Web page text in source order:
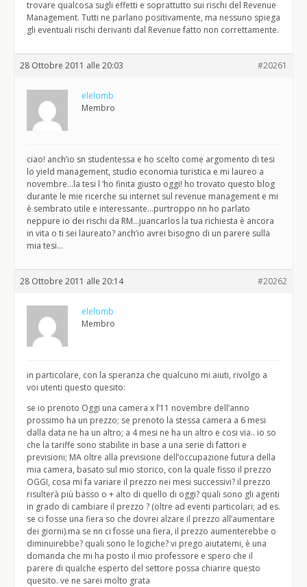
trovare qualcosa sugli effetti e soprattutto sui rischi del Revenue
Management. Tutti ne parlano positivamente, ma nessuno spiega
gli eventuali rischi derivanti dal Revenue fatto non correttamente.
28 Ottobre 2011 alle 20:03 #20261
elelomb
Membro
ciao! anch’io sn studentessa e ho scelto come argomento di tesi
lo yield management, studio economia turistica e mi laureo a
novembre…la tesi l ‘ho finita giusto oggi! ho trovato questo blog
durante le mie ricerche su internet sul revenue management e mi
è sembrato utile e interessante…purtroppo nn ho parlato
neppure io dei rischi da RM…juancarlos la tua richiesta è ancora
in vita o ti sei laureato? anch’io avrei bisogno di un parere sulla
mia tesi…
28 Ottobre 2011 alle 20:14 #20262
elelomb
Membro
in particolare, con la speranza che qualcuno mi aiuti, rivolgo a
voi utenti questo quesito:
se io prenoto Oggi una camera x l’11 novembre dell’anno
prossimo ha un prezzo; se prenoto la stessa camera a 6 mesi
dalla data ne ha un altro; a 4 mesi ne ha un altro e cosi via.. io so
che la tariffe sono stabilite in base a una serie di fattori e
previsioni; MA oltre alla previsione dell’occupazione futura della
mia camera, basato sul mio storico, con la quale fisso il prezzo
OGGI, cosa mi fa variare il prezzo nei mesi successivi? il prezzo
risulterà più basso o + alto di quello di oggi? quali sono gli agenti
in grado di cambiare il prezzo ? (oltre ad eventi particolari; ad es.
se ci fosse una fiera so che dovrei alzare il prezzo all’aumentare
dei giorni).ma se nn ci fosse una fiera, il prezzo aumenterebbe o
diminuirebbe? quali sono le logiche? vi prego aiutatemi, è una
domanda che mi ha posto il mio professore e spero che il
parere di qualche esperto del settore possa chiarire questo
quesito. ve ne sarei molto grata